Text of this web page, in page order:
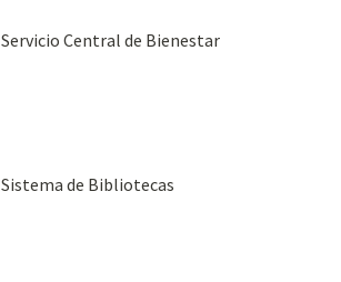
Servicio Central de Bienestar
Sistema de Bibliotecas